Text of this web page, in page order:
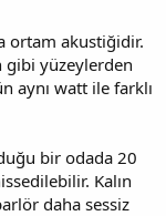
ortam akustiğidir.
gibi yüzeylerden
aynı watt ile farklı
bir odada 20
Kalın
daha sessiz